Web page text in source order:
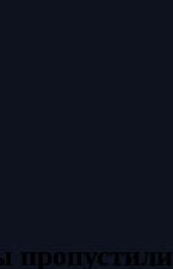
пропустили